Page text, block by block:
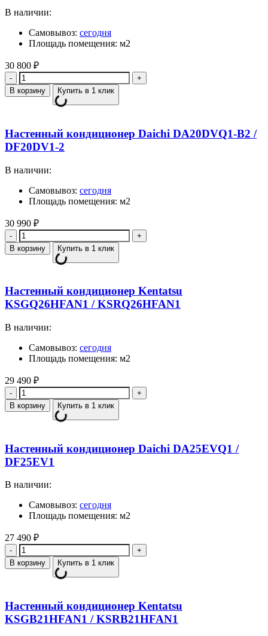
В наличии:
Самовывоз: сегодня
Площадь помещения: м2
30 800 ₽
Количество
В корзину Купить в 1 клик
Настенный кондиционер Daichi DA20DVQ1-B2 /
DF20DV1-2
В наличии:
Самовывоз: сегодня
Площадь помещения: м2
30 990 ₽
Количество
В корзину Купить в 1 клик
Настенный кондиционер Kentatsu
KSGQ26HFAN1 / KSRQ26HFAN1
В наличии:
Самовывоз: сегодня
Площадь помещения: м2
29 490 ₽
Количество
В корзину Купить в 1 клик
Настенный кондиционер Daichi DA25EVQ1 /
DF25EV1
В наличии:
Самовывоз: сегодня
Площадь помещения: м2
27 490 ₽
Количество
В корзину Купить в 1 клик
Настенный кондиционер Kentatsu
KSGB21HFAN1 / KSRB21HFAN1